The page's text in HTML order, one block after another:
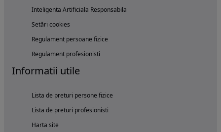
Inteligenta Artificiala Responsabila
Setări cookies
Regulament persoane fizice
Regulament profesionisti
Informatii utile
Lista de preturi persone fizice
Lista de preturi profesionisti
Harta site